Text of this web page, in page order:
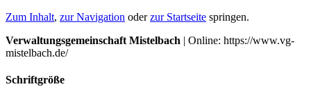
Zum Inhalt, zur Navigation oderzur Startseite springen.
Verwaltungsgemeinschaft Mistelbach | Online: https://www.vg-
mistelbach.de/
Schriftgröße